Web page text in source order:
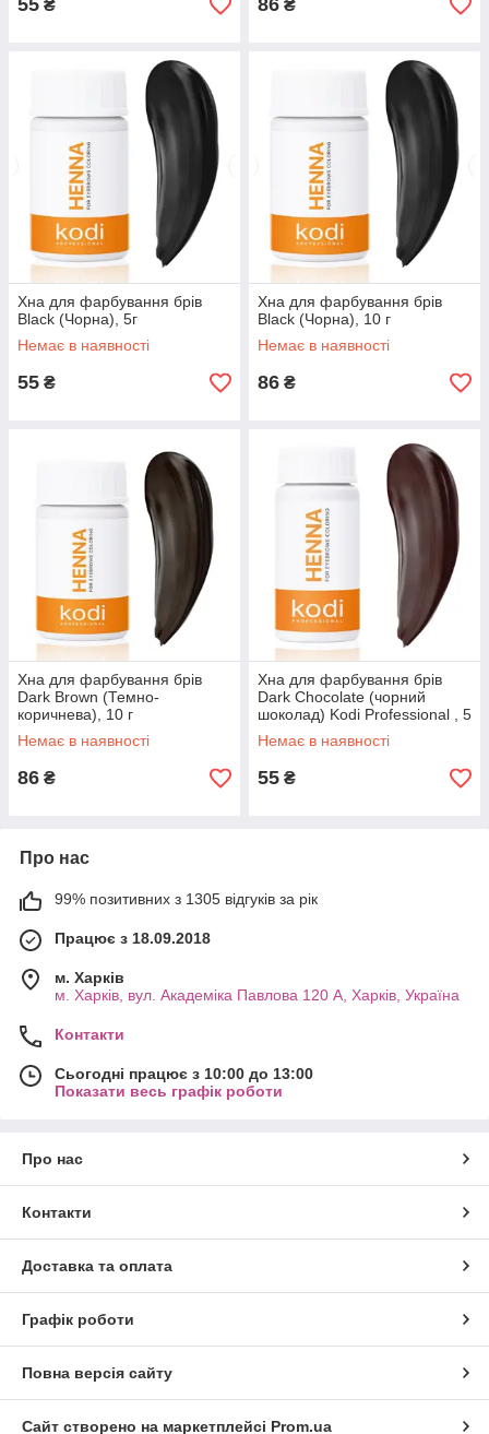
55 ₴ 86 ₴
Хна для фарбування брів
Black (Чорна), 5г
Немає в наявності
55 ₴
Хна для фарбування брів
Black (Чорна), 10 г
Немає в наявності
86 ₴
Хна для фарбування брів
Dark Brown (Темно-
коричнева), 10 г
Немає в наявності
86 ₴
Хна для фарбування брів
Dark Chocolate (чорний
шоколад) Kodi Professional , 5
гНемає в наявності
55 ₴
Про нас
99% позитивних з 1305 відгуків за рік
Працює з 18.09.2018
м. Харків
м. Харків, вул. Академіка Павлова 120 А, Харків, Україна
Контакти
Сьогодні працює з 10:00 до 13:00
Показати весь графік роботи
Про нас
Контакти
Доставка та оплата
Графік роботи
Повна версія сайту
Сайт створено на маркетплейсі Prom.ua